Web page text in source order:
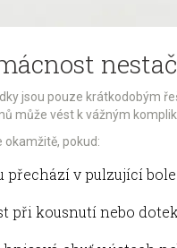
jsou pouze krátkodobým
může vést k vážným
okamžitě, pokud:
přechází v pulzující
při kousnutí nebo